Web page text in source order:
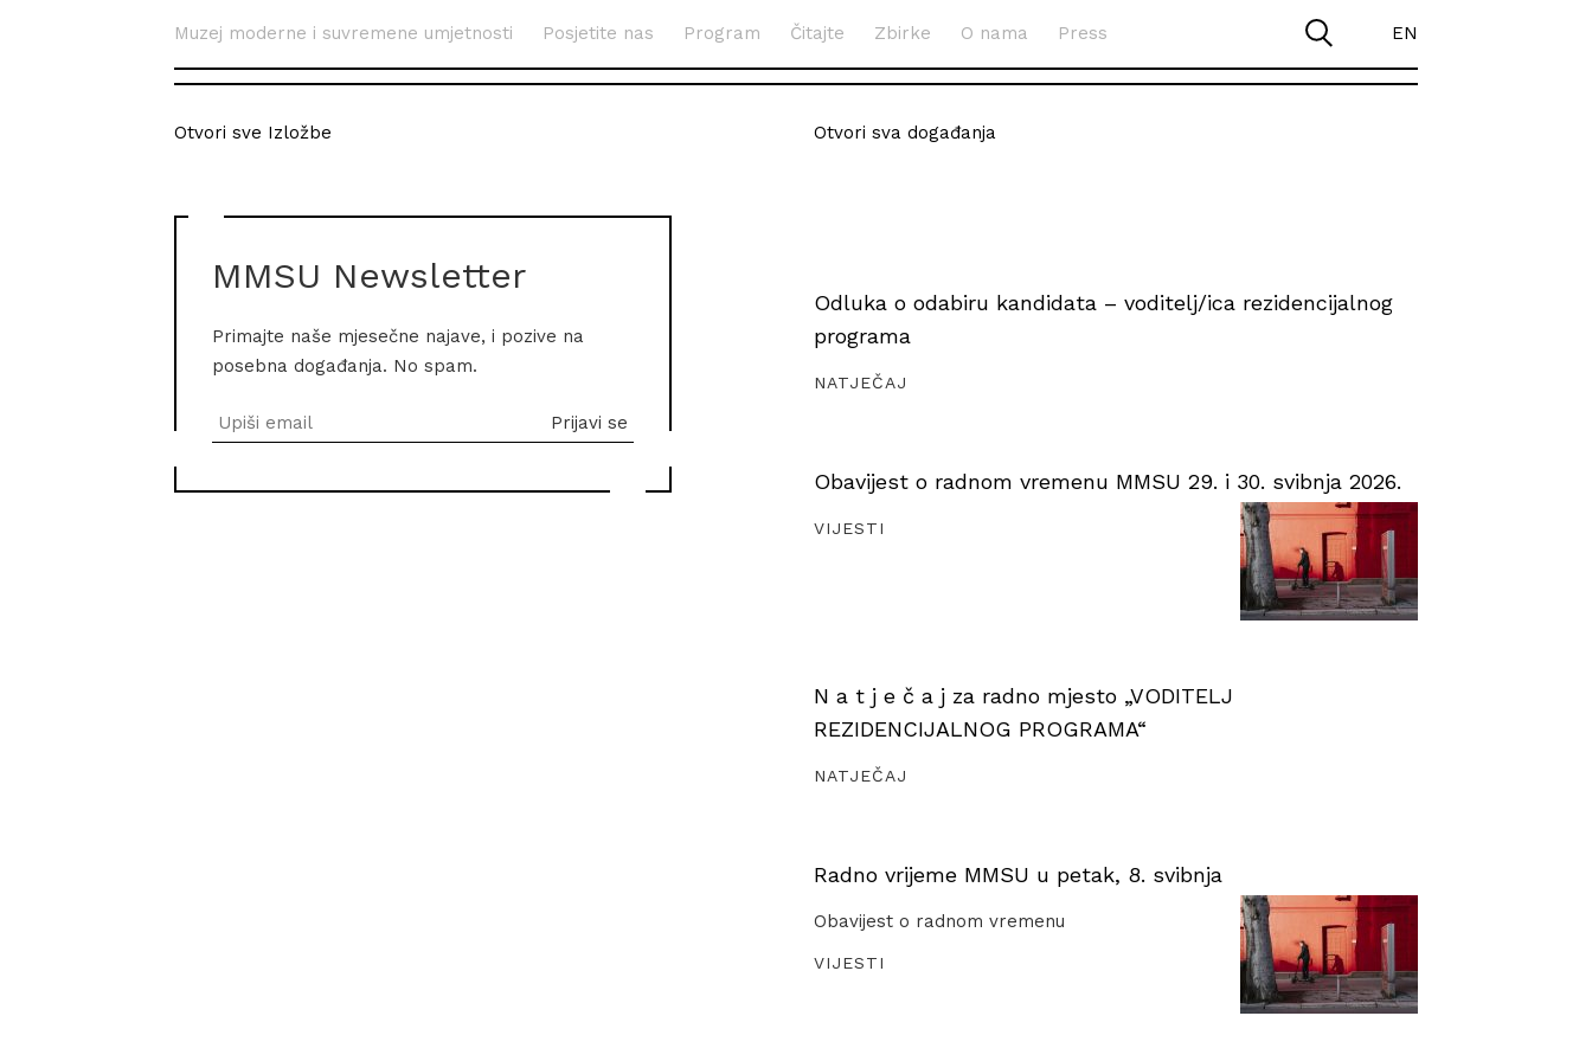
Muzej moderne i suvremene umjetnosti Posjetite nas Program Čitajte Zbirke O nama Press EN
Otvori sve Izložbe
MMSU Newsletter
Primajte naše mjesečne najave, i pozive na
posebna događanja. No spam.
Otvori sva događanja
Odluka o odabiru kandidata – voditelj/ica rezidencijalnog
programa
NATJEČAJ
Obavijest o radnom vremenu MMSU 29. i 30. svibnja 2026.
VIJESTI
N a t j e č a j za radno mjesto „VODITELJ
REZIDENCIJALNOG PROGRAMA“
NATJEČAJ
Radno vrijeme MMSU u petak, 8. svibnja
Obavijest o radnom vremenu
VIJESTI